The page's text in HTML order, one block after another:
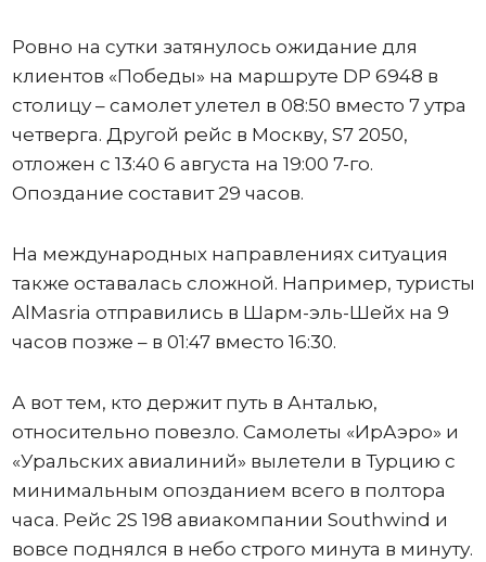
Ровно на сутки затянулось ожидание для
клиентов «Победы» на маршруте DP 6948 в
столицу – самолет улетел в 08:50 вместо 7 утра
четверга. Другой рейс в Москву, S7 2050,
отложен с 13:40 6 августа на 19:00 7-го.
Опоздание составит 29 часов.
На международных направлениях ситуация
также оставалась сложной. Например, туристы
AlMasria отправились в Шарм-эль-Шейх на 9
часов позже – в 01:47 вместо 16:30.
А вот тем, кто держит путь в Анталью,
относительно повезло. Самолеты «ИрАэро» и
«Уральских авиалиний» вылетели в Турцию с
минимальным опозданием всего в полтора
часа. Рейс 2S 198 авиакомпании Southwind и
вовсе поднялся в небо строго минута в минуту.